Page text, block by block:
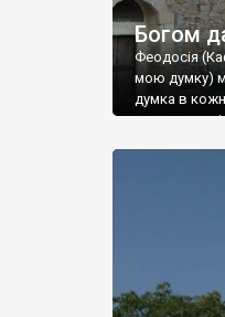
Богом
Феодосія
мою думку)
думка в
запрошую